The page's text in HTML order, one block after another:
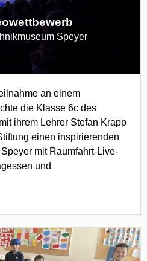
Speyer
an einem
die Klasse 6c des
ihrem Lehrer Stefan Krapp
einen inspirierenden
mit Raumfahrt-Live-
und